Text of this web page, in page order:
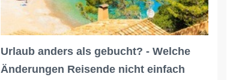
Urlaub anders als gebucht? - Welche
Änderungen Reisende nicht einfach